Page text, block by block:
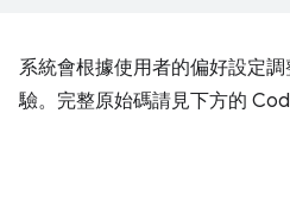
系統會根據使用者的偏好設定
驗。完整原始碼請見下方的